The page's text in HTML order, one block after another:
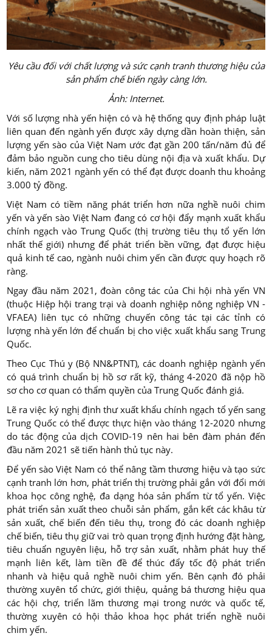
Yêu cầu đối với chất lượng và sức cạnh tranh thương hiệu của
sản phẩm chế biến ngày càng lớn.
Ảnh: Internet.
Với số lượng nhà yến hiện có và hệ thống quy định pháp luật
liên quan đến ngành yến được xây dựng dần hoàn thiện, sản
lượng yến sào của Việt Nam ước đạt gần 200 tấn/năm đủ để
đảm bảo nguồn cung cho tiêu dùng nội địa và xuất khẩu. Dự
kiến, năm 2021 ngành yến có thể đạt được doanh thu khoảng
3.000 tỷ đồng.
Việt Nam có tiềm năng phát triển hơn nữa nghề nuôi chim
yến và yến sào Việt Nam đang có cơ hội đẩy mạnh xuất khẩu
chính ngạch vào Trung Quốc (thị trường tiêu thụ tổ yến lớn
nhất thế giới) nhưng để phát triển bền vững, đạt được hiệu
quả kinh tế cao, ngành nuôi chim yến cần được quy hoạch rõ
ràng.
Ngay đầu năm 2021, đoàn công tác của Chi hội nhà yến VN
(thuộc Hiệp hội trang trại và doanh nghiệp nông nghiệp VN -
VFAEA) liên tục có những chuyến công tác tại các tỉnh có
lượng nhà yến lớn để chuẩn bị cho việc xuất khẩu sang Trung
Quốc.
Theo Cục Thú y (Bộ NN&PTNT), các doanh nghiệp ngành yến
có quá trình chuẩn bị hồ sơ rất kỹ, tháng 4-2020 đã nộp hồ
sơ cho cơ quan có thẩm quyền của Trung Quốc đánh giá.
Lẽ ra việc ký nghị định thư xuất khẩu chính ngạch tổ yến sang
Trung Quốc có thể được thực hiện vào tháng 12-2020 nhưng
do tác động của dịch COVID-19 nên hai bên đàm phán đến
đầu năm 2021 sẽ tiến hành thủ tục này.
Để yến sào Việt Nam có thể nâng tầm thương hiệu và tạo sức
cạnh tranh lớn hơn, phát triển thị trường phải gắn với đổi mới
khoa học công nghệ, đa dạng hóa sản phẩm từ tổ yến. Việc
phát triển sản xuất theo chuỗi sản phẩm, gắn kết các khâu từ
sản xuất, chế biến đến tiêu thụ, trong đó các doanh nghiệp
chế biến, tiêu thụ giữ vai trò quan trọng định hướng đặt hàng,
tiêu chuẩn nguyên liệu, hỗ trợ sản xuất, nhằm phát huy thế
mạnh liên kết, làm tiền đề để thúc đẩy tốc độ phát triển
nhanh và hiệu quả nghề nuôi chim yến. Bên cạnh đó phải
thường xuyên tổ chức, giới thiệu, quảng bá thương hiệu qua
các hội chợ, triển lãm thương mại trong nước và quốc tế,
thường xuyên có hội thảo khoa học phát triển nghề nuôi
chim yến.